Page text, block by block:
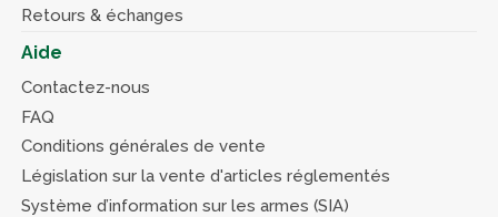
Retours & échanges
Aide
Contactez-nous
FAQ
Conditions générales de vente
Législation sur la vente d'articles réglementés
Système d’information sur les armes (SIA)